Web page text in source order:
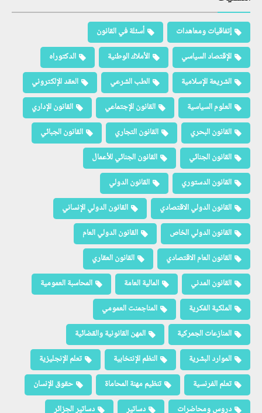
إتفاقيات ومعاهدات
أسئلة في القانون
الإقتصاد السياسي
الأملاك الوطنية
الدكتوراه
الشريعة الإسلامية
الطب الشرعي
العقد الإلكتروني
العلوم السياسية
القانون الإجتماعي
القانون الإداري
القانون البحري
القانون التجاري
القانون الجبائي
القانون الجنائي
القانون الجنائي للأعمال
القانون الدستوري
القانون الدولي
القانون الدولي الاقتصادي
القانون الدولي الإنساني
القانون الدولي الخاص
القانون الدولي العام
القانون العام الاقتصادي
القانون العقاري
القانون المدني
المالية العامة
المحاسبة العمومية
الملكية الفكرية
المناجمنت العمومي
المنازعات الجمركية
المهن القانونية والقضائية
الموارد البشرية
النظم الإنتخابية
تعلم الإنجليزية
تعلم الفرنسية
تنظيم مهنة المحاماة
حقوق الإنسان
دروس ومحاضرات
دساتير دساتير الجزائر